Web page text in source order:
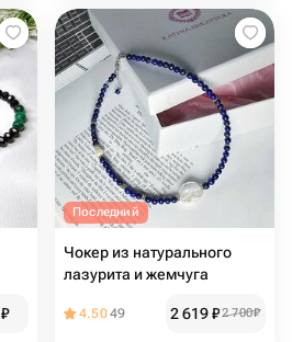
₽
Последний
Чокер из натурального
лазурита и жемчуга
4.5049 2 619₽2 700₽